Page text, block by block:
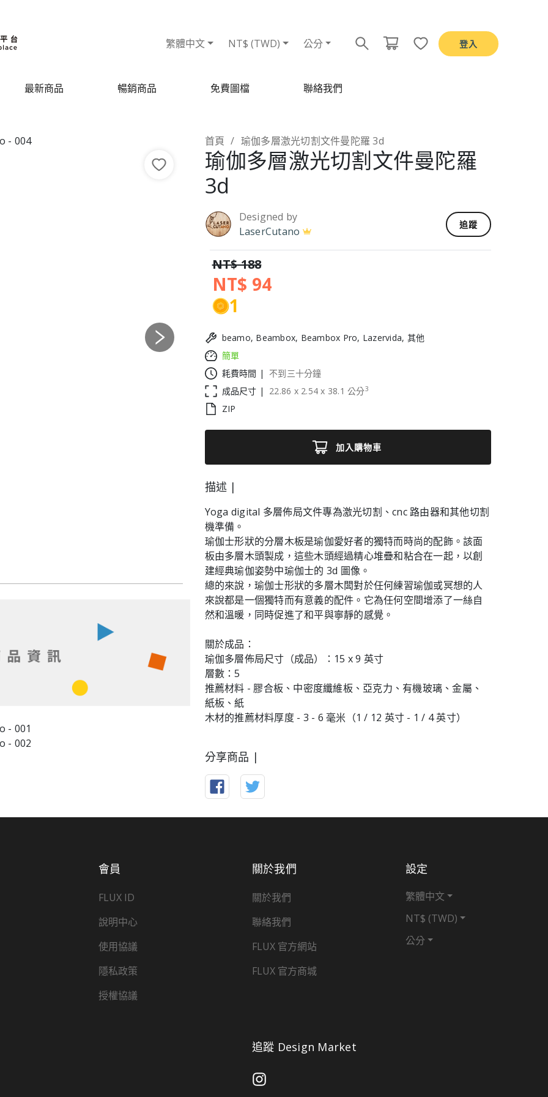
繁體中文 NT$ (TWD) 公分 登入
最新商品 暢銷商品 免費圖檔 聯絡我們
Next
首頁 瑜伽多層激光切割文件曼陀羅 3d
瑜伽多層激光切割文件曼陀羅
3d
Designed by
LaserCutano
追蹤
NT$ 188
NT$ 94
1
beamo, Beambox, Beambox Pro, Lazervida, 其他
簡單
耗費時間 |
不到三十分鐘
成品尺寸 |
22.86 x 2.54 x 38.1 公分3
ZIP
加入購物車
描述 |
Yoga digital 多層佈局文件專為激光切割、cnc 路由器和其他切割
機準備。
瑜伽士形狀的分層木板是瑜伽愛好者的獨特而時尚的配飾。該面
板由多層木頭製成，這些木頭經過精心堆疊和粘合在一起，以創
建經典瑜伽姿勢中瑜伽士的 3d 圖像。
總的來說，瑜伽士形狀的多層木闆對於任何練習瑜伽或冥想的人
來說都是一個獨特而有意義的配件。它為任何空間增添了一絲自
然和溫暖，同時促進了和平與寧靜的感覺。
關於成品：
瑜伽多層佈局尺寸（成品）：15 x 9 英寸
層數：5
推薦材料 - 膠合板、中密度纖維板、亞克力、有機玻璃、金屬、
紙板、紙
分享商品 |
會員
FLUX ID
說明中心
使用協議
隱私政策
授權協議
關於我們
關於我們
聯絡我們
FLUX 官方網站
FLUX 官方商城
設定
繁體中文
NT$ (TWD)
公分
追蹤 Design Market